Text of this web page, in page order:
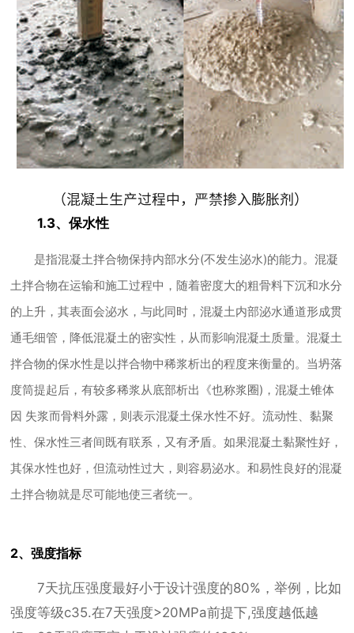
1.3、保水性
是指混凝土拌合物保持内部水分(不发生泌水)的能力。混凝
土拌合物在运输和施工过程中，随着密度大的粗骨料下沉和水分
的上升，其表面会泌水，与此同时，混凝土内部泌水通道形成贯
通毛细管，降低混凝土的密实性，从而影响混凝土质量。混凝土
拌合物的保水性是以拌合物中稀浆析出的程度来衡量的。当坍落
度筒提起后，有较多稀浆从底部析出《也称浆圈)，混凝土锥体
因 失浆而骨料外露，则表示混凝土保水性不好。流动性、黏聚
性、保水性三者间既有联系，又有矛盾。如果混凝土黏聚性好，
其保水性也好，但流动性过大，则容易泌水。和易性良好的混凝
土拌合物就是尽可能地使三者统一。
2、强度指标
7天抗压强度最好小于设计强度的80%，举例，比如
强度等级c35.在7天强度>20MPa前提下,强度越低越